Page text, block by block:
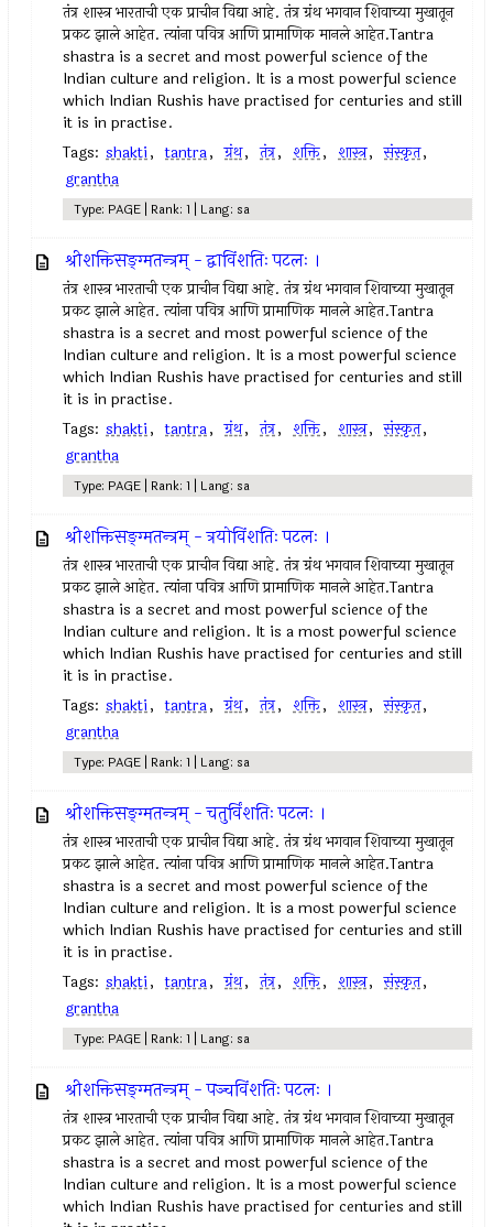
तंत्र शास्त्र भारताची एक प्राचीन विद्या आहे. तंत्र ग्रंथ भगवान शिवाच्या मुखातून
प्रकट झाले आहेत. त्यांना पवित्र आणि प्रामाणिक मानले आहेत.Tantra
shastra is a secret and most powerful science of the
Indian culture and religion. It is a most powerful science
which Indian Rushis have practised for centuries and still
it is in practise.
Tags: shakti, tantra, ग्रंथ, तंत्र, शक्ति, शास्त्र, संस्कृत,
grantha
Type: PAGE | Rank: 1 | Lang: sa
श्रीशक्तिसङ्ग्मतन्त्रम् - द्वाविंशतिः पटलः ।
तंत्र शास्त्र भारताची एक प्राचीन विद्या आहे. तंत्र ग्रंथ भगवान शिवाच्या मुखातून
प्रकट झाले आहेत. त्यांना पवित्र आणि प्रामाणिक मानले आहेत.Tantra
shastra is a secret and most powerful science of the
Indian culture and religion. It is a most powerful science
which Indian Rushis have practised for centuries and still
it is in practise.
Tags: shakti, tantra, ग्रंथ, तंत्र, शक्ति, शास्त्र, संस्कृत,
grantha
Type: PAGE | Rank: 1 | Lang: sa
श्रीशक्तिसङ्ग्मतन्त्रम् - त्रयोविंशतिः पटलः ।
तंत्र शास्त्र भारताची एक प्राचीन विद्या आहे. तंत्र ग्रंथ भगवान शिवाच्या मुखातून
प्रकट झाले आहेत. त्यांना पवित्र आणि प्रामाणिक मानले आहेत.Tantra
shastra is a secret and most powerful science of the
Indian culture and religion. It is a most powerful science
which Indian Rushis have practised for centuries and still
it is in practise.
Tags: shakti, tantra, ग्रंथ, तंत्र, शक्ति, शास्त्र, संस्कृत,
grantha
Type: PAGE | Rank: 1 | Lang: sa
श्रीशक्तिसङ्ग्मतन्त्रम् - चतुर्विंशतिः पटलः ।
तंत्र शास्त्र भारताची एक प्राचीन विद्या आहे. तंत्र ग्रंथ भगवान शिवाच्या मुखातून
प्रकट झाले आहेत. त्यांना पवित्र आणि प्रामाणिक मानले आहेत.Tantra
shastra is a secret and most powerful science of the
Indian culture and religion. It is a most powerful science
which Indian Rushis have practised for centuries and still
it is in practise.
Tags: shakti, tantra, ग्रंथ, तंत्र, शक्ति, शास्त्र, संस्कृत,
grantha
Type: PAGE | Rank: 1 | Lang: sa
श्रीशक्तिसङ्ग्मतन्त्रम् - पञ्चविंशतिः पटलः ।
तंत्र शास्त्र भारताची एक प्राचीन विद्या आहे. तंत्र ग्रंथ भगवान शिवाच्या मुखातून
प्रकट झाले आहेत. त्यांना पवित्र आणि प्रामाणिक मानले आहेत.Tantra
shastra is a secret and most powerful science of the
Indian culture and religion. It is a most powerful science
which Indian Rushis have practised for centuries and still